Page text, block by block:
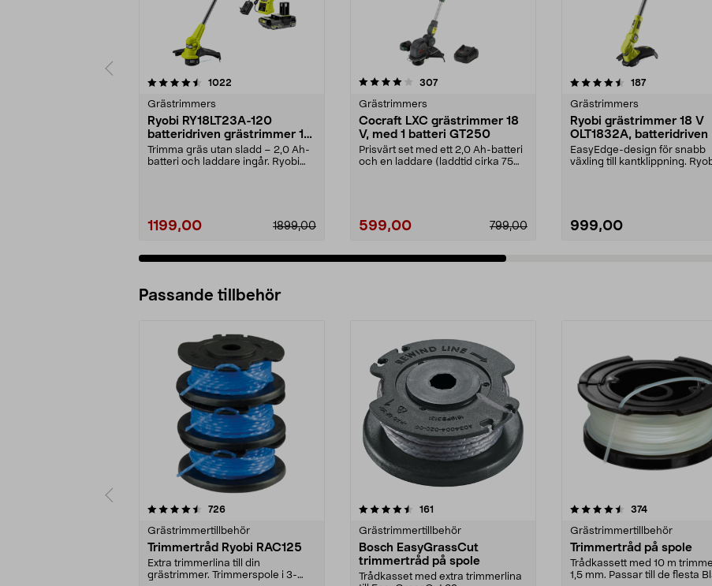
1022
Grästrimmers
Ryobi RY18LT23A-120
batteridriven grästrimmer 18
V
Trimma gräs utan sladd – 2,0 Ah-
batteri och laddare ingår. Ryobi
1199,00 1899,00
4.0 av 5 stjärnor 307recensioner
Grästrimmers
Cocraft LXC grästrimmer 18
V, med 1 batteri GT250
Prisvärt set med ett 2,0 Ah-batteri
och en laddare (laddtid cirka 75
599,00 799,00
4.5 av 5 stjärnor 187recensioner
Grästrimmers
Ryobi grästrimmer 18 V
OLT1832A, batteridriven
EasyEdge-design för snabb
växling till kantklippning.
999,00
4.5 av 5 stjärnor
Passande tillbehör
726recensioner
Grästrimmertillbehör
Trimmertråd Ryobi RAC125
Extra trimmerlina till din
grästrimmer. Trimmerspole i 3-
4.5av 5 stjärnor 161
Grästrimmertillbehör
Bosch EasyGrassCut
trimmertråd på spole
Trådkasset med extra trimmerlina
4.5av 5 stjärnor 374recensioner
Grästrimmertillbehör
Trimmertråd på spole
Trådkassett med 10 m
1,5 mm. Passar till de flesta
4.5av 5 stjärnor